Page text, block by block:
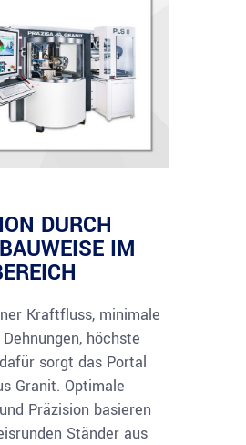
DURCH
IM
Kraftfluss, minimale
höchste
sorgt das Portal
Granit. Optimale
Präzision basieren
Ständer aus